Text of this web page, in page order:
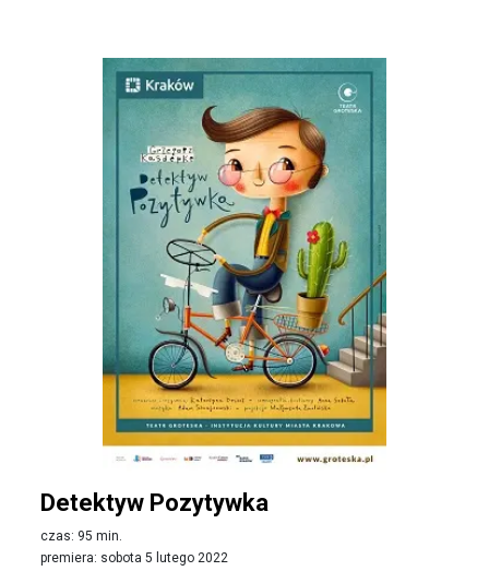
Detektyw Pozytywka
czas: 95 min.
premiera: sobota 5 lutego 2022